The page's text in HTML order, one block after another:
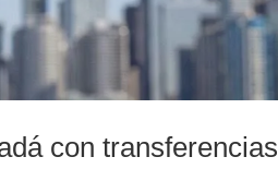
con transferencias